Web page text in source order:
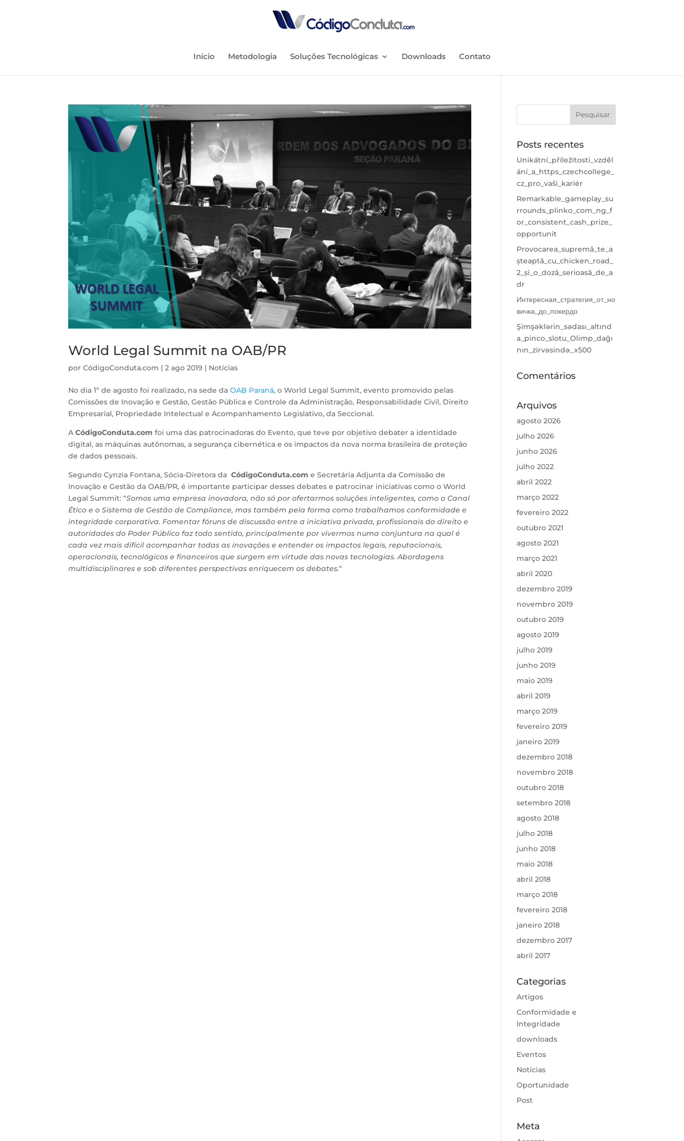
Início Metodologia Soluções Tecnológicas Downloads Contato
World Legal Summit na OAB/PR
porCódigoConduta.com |2 ago 2019 | Notícias
No dia 1º de agosto foi realizado, na sede daOAB Paraná, o World Legal Summit, evento promovido pelas
Comissões de Inovação e Gestão, Gestão Pública e Controle da Administração, Responsabilidade Civil, Direito
Empresarial, Propriedade Intelectual e Acompanhamento Legislativo, da Seccional.
ACódigoConduta.com foi uma das patrocinadoras do Evento, que teve por objetivo debater a identidade
digital, as máquinas autônomas, a segurança cibernética e os impactos da nova norma brasileira de proteção
de dados pessoais.
Segundo Cynzia Fontana, Sócia-Diretora daCódigoConduta.com e Secretária Adjunta da Comissão de
Inovação e Gestão da OAB/PR, é importante participar desses debates e patrocinar iniciativas como o World
Legal Summit: “Somos uma empresa inovadora, não só por ofertarmos soluções inteligentes, como o Canal
Ético e o Sistema de Gestão de Compliance, mas também pela forma como trabalhamos conformidade e
integridade corporativa. Fomentar fóruns de discussão entre a iniciativa privada, profissionais do direito e
autoridades do Poder Público faz todo sentido, principalmente por vivermos numa conjuntura na qual é
cada vez mais difícil acompanhar todas as inovações e entender os impactos legais, reputacionais,
operacionais, tecnológicos e financeiros que surgem em virtude das novas tecnologias. Abordagens
multidisciplinares e sob diferentes perspectivas enriquecem os debates.“
Posts recentes
Unikátní_příležitosti_vzděl
ání_a_https_czechcollege_
cz_pro_vaši_kariér
Remarkable_gameplay_su
rrounds_plinko_com_ng_f
or_consistent_cash_prize_
opportunit
Provocarea_supremă_te_a
șteaptă_cu_chicken_road_
2_și_o_doză_serioasă_de_a
dr
Интересная_стратегия_от_но
вичка_до_покердо
Şimşəklərin_sədası_altınd
a_pinco_slotu_Olimp_dağı
nın_zirvəsində_x500
Comentários
Arquivos
agosto 2026
julho 2026
junho 2026
julho 2022
abril 2022
março 2022
fevereiro 2022
outubro 2021
agosto 2021
março 2021
abril 2020
dezembro 2019
novembro 2019
outubro 2019
agosto 2019
julho 2019
junho 2019
maio 2019
abril 2019
março 2019
fevereiro 2019
janeiro 2019
dezembro 2018
novembro 2018
outubro 2018
setembro 2018
agosto 2018
julho 2018
junho 2018
maio 2018
abril 2018
março 2018
fevereiro 2018
janeiro 2018
dezembro 2017
abril 2017
Categorias
Artigos
Conformidade e
Integridade
downloads
Eventos
Notícias
Oportunidade
Post
Meta